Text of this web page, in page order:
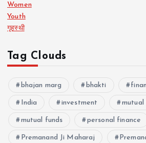
Women
Youth
गृहस्थी
Tag Clouds
bhajan marg bhakti
India investment mutual
mutual funds personal finance
Premanand Ji Maharaj